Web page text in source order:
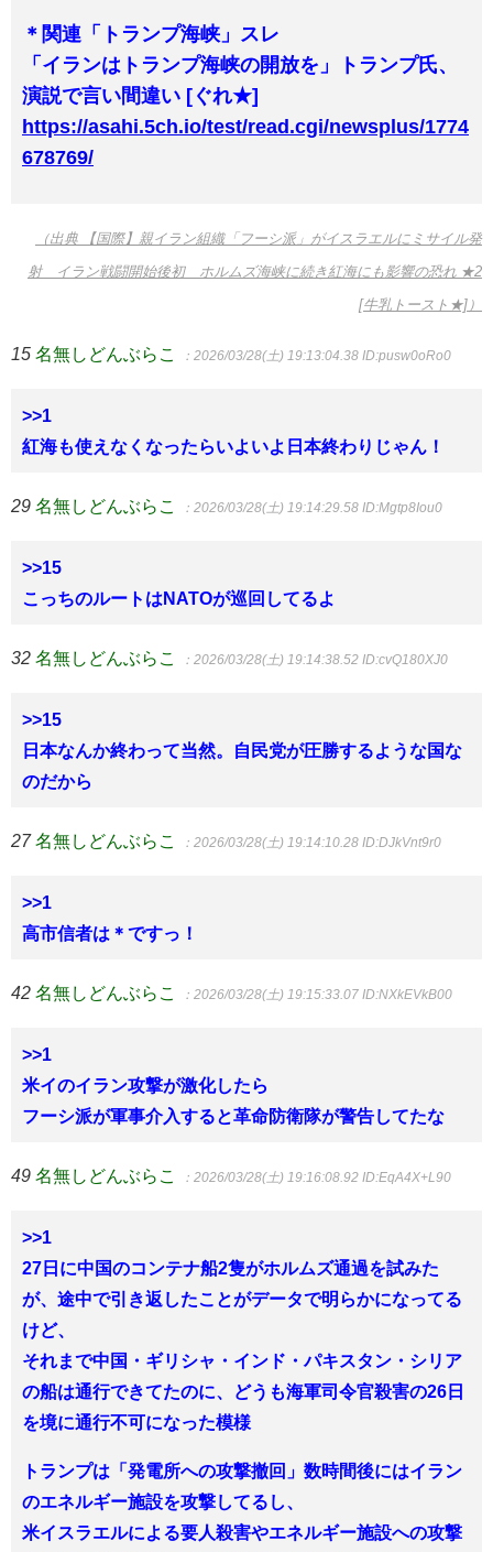
＊関連「トランプ海峡」スレ
「イランはトランプ海峡の開放を」トランプ氏、
演説で言い間違い [ぐれ★]
https://asahi.5ch.io/test/read.cgi/newsplus/1774
678769/
（出典 【国際】親イラン組織「フーシ派」がイスラエルにミサイル発
射 イラン戦闘開始後初 ホルムズ海峡に続き紅海にも影響の恐れ ★2
[牛乳トースト★]）
15 名無しどんぶらこ ：2026/03/28(土) 19:13:04.38 ID:pusw0oRo0
>>1
紅海も使えなくなったらいよいよ日本終わりじゃん！
29 名無しどんぶらこ ：2026/03/28(土) 19:14:29.58 ID:Mgtp8Iou0
>>15
こっちのルートはNATOが巡回してるよ
32 名無しどんぶらこ ：2026/03/28(土) 19:14:38.52 ID:cvQ180XJ0
>>15
日本なんか終わって当然。自民党が圧勝するような国な
のだから
27 名無しどんぶらこ ：2026/03/28(土) 19:14:10.28 ID:DJkVnt9r0
>>1
高市信者は＊ですっ！
42 名無しどんぶらこ ：2026/03/28(土) 19:15:33.07 ID:NXkEVkB00
>>1
米イのイラン攻撃が激化したら
フーシ派が軍事介入すると革命防衛隊が警告してたな
49 名無しどんぶらこ ：2026/03/28(土) 19:16:08.92 ID:EqA4X+L90
>>1
27日に中国のコンテナ船2隻がホルムズ通過を試みた
が、途中で引き返したことがデータで明らかになってる
けど、
それまで中国・ギリシャ・インド・パキスタン・シリア
の船は通行できてたのに、どうも海軍司令官殺害の26日
を境に通行不可になった模様
トランプは「発電所への攻撃撤回」数時間後にはイラン
のエネルギー施設を攻撃してるし、
米イスラエルによる要人殺害やエネルギー施設への攻撃